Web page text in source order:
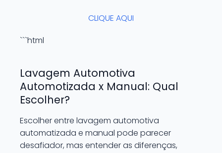
CLIQUE AQUI
```html
Lavagem Automotiva
Automotizada x Manual: Qual
Escolher?
Escolher entre lavagem automotiva
automatizada e manual pode parecer
desafiador, mas entender as diferenças,